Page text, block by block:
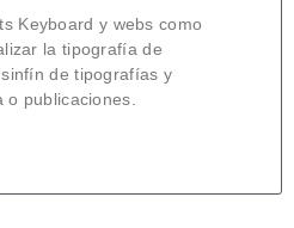
Keyboard y webs como
la tipografía de
de tipografías y
o publicaciones.